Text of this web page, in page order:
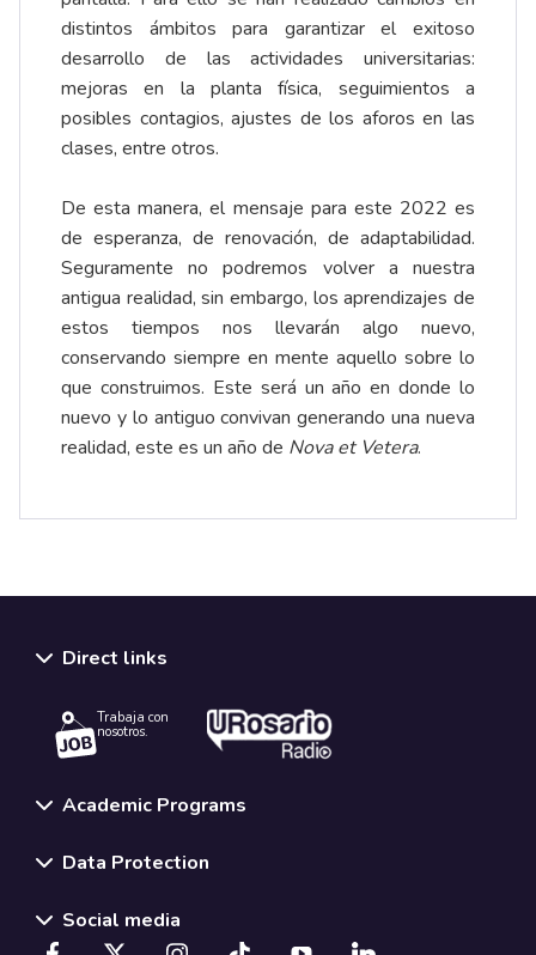
distintos ámbitos para garantizar el exitoso
desarrollo de las actividades universitarias:
mejoras en la planta física, seguimientos a
posibles contagios, ajustes de los aforos en las
clases, entre otros.
De esta manera, el mensaje para este 2022 es
de esperanza, de renovación, de adaptabilidad.
Seguramente no podremos volver a nuestra
antigua realidad, sin embargo, los aprendizajes de
estos tiempos nos llevarán algo nuevo,
conservando siempre en mente aquello sobre lo
que construimos. Este será un año en donde lo
nuevo y lo antiguo convivan generando una nueva
realidad, este es un año de Nova et Vetera.
Direct links
Trabaja con
nosotros.
Academic Programs
Data Protection
Social media